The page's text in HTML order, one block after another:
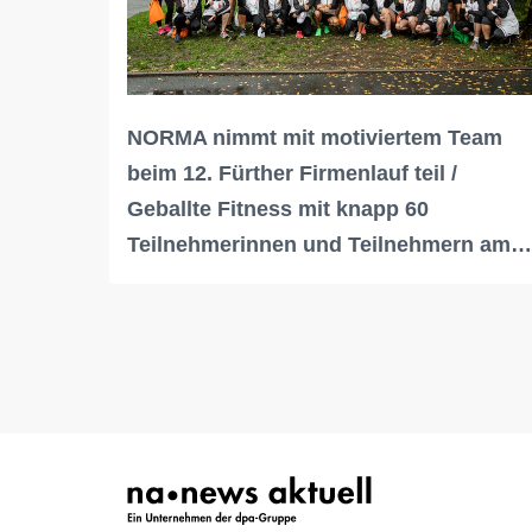
NORMA nimmt mit motiviertem Team
beim 12. Fürther Firmenlauf teil /
Geballte Fitness mit knapp 60
Teilnehmerinnen und Teilnehmern am…